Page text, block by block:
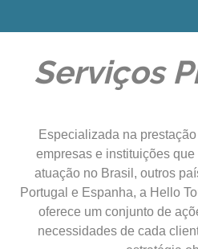
Serviços
Especializada na
empresas e instituições
atuação no Brasil, outros
Portugal e Espanha, a Hello
oferece um conjunto de
necessidades de cada